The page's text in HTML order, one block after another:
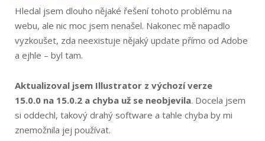
Hledal jsem dlouho nějaké řešení tohoto problému na
webu, ale nic moc jsem nenašel. Nakonec mě napadlo
vyzkoušet, zda neexistuje nějaký update přímo od Adobe
a ejhle – byl tam.
Aktualizoval jsem Illustrator z výchozí verze
15.0.0 na 15.0.2 a chyba už se neobjevila. Docela jsem
si oddechl, takový drahý software a tahle chyba by mi
znemožnila jej používat.